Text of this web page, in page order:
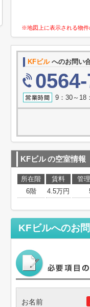
※地図上に表示される物件
KFビルへのお問い
0564-
9：30～18
KFビルの空室情報
所在階 賃料 管
6階
4.5万円
KFビルへのお
お名前